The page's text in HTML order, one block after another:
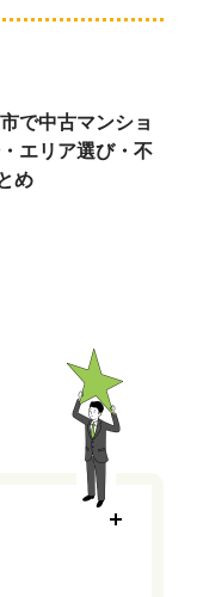
で中古マンショ
エリア選び・不
め